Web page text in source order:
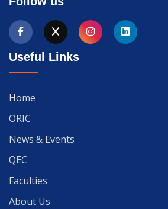
Useful Links
Home
ORIC
News & Events
QEC
Faculties
About Us